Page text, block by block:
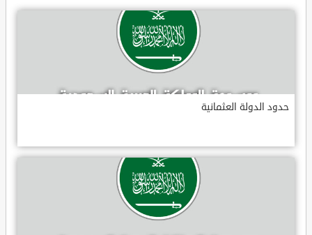
حدود الدولة العثمانية